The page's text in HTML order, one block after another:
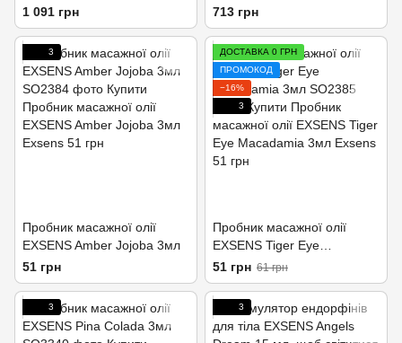
тигровим оком) 100мл,
натуральна
1 091 грн
розігрівальна, без цукру, без
парабенів, їстівна
713 грн
3
Пробник масажної олії
EXSENS Amber Jojoba 3мл
51 грн
ДОСТАВКА 0 ГРН
ПРОМОКОД
−16%
3
Пробник масажної олії
EXSENS Tiger Eye
Macadamia 3мл
51 грн 61 грн
3 3